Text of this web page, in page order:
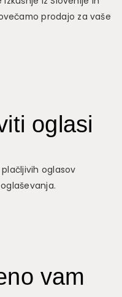
prodajo za vaše
oglasi
oglasov
vam